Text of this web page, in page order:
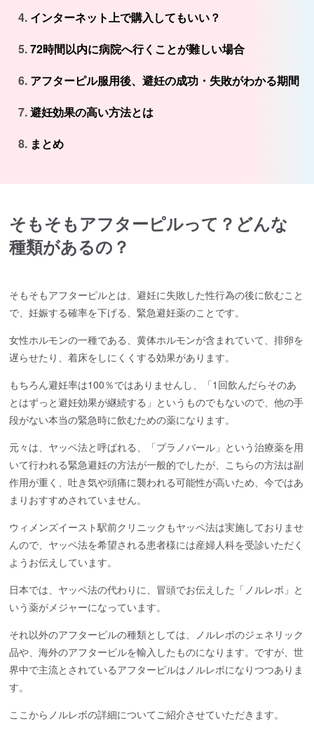
インターネット上で購入してもいい？
72時間以内に病院へ行くことが難しい場合
アフターピル服用後、避妊の成功・失敗がわかる期間
避妊効果の高い方法とは
まとめ
そもそもアフターピルって？どんな
種類があるの？
そもそもアフターピルとは、避妊に失敗した性行為の後に飲むこと
で、妊娠する確率を下げる、緊急避妊薬のことです。
女性ホルモンの一種である、黄体ホルモンが含まれていて、排卵を
遅らせたり、着床をしにくくする効果があります。
もちろん避妊率は100％ではありませんし、「1回飲んだらそのあ
とはずっと避妊効果が継続する」というものでもないので、他の手
段がない本当の緊急時に飲むための薬になります。
元々は、ヤッペ法と呼ばれる、「プラノバール」という治療薬を用
いて行われる緊急避妊の方法が一般的でしたが、こちらの方法は副
作用が重く、吐き気や頭痛に襲われる可能性が高いため、今ではあ
まりおすすめされていません。
ウィメンズイースト駅前クリニックもヤッペ法は実施しておりませ
んので、ヤッペ法を希望される患者様には産婦人科を受診いただく
ようお伝えしています。
日本では、ヤッペ法の代わりに、冒頭でお伝えした「ノルレボ」と
いう薬がメジャーになっています。
それ以外のアフターピルの種類としては、ノルレボのジェネリック
品や、海外のアフターピルを輸入したものになります。ですが、世
界中で主流とされているアフターピルはノルレボになりつつありま
す。
ここからノルレボの詳細についてご紹介させていただきます。